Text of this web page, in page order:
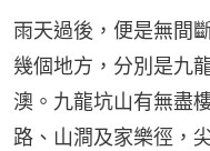
雨天過後，便是無間
幾個地方，分別是九
澳。九龍坑山有無盡
路、山澗及家樂徑，